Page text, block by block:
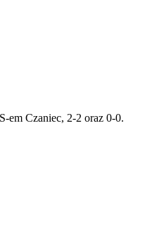
em Czaniec, 2-2 oraz 0-0.